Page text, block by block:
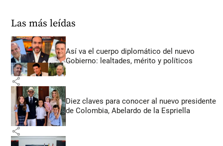
Las más leídas
Así va el cuerpo diplomático del nuevo
Gobierno: lealtades, mérito y políticos
share
Diez claves para conocer al nuevo presidente
de Colombia, Abelardo de la Espriella
share